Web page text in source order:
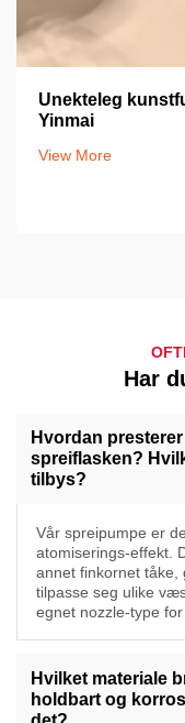
Unekteleg
Yinmai
View More
Har
Hvordan
spreiflasken?
tilbys?
Vår spreipumpe er
atomiserings-effekt.
annet finkornet tåke,
tilpasse seg ulike
egnet nozzle-type
Hvilket materiale
holdbart og